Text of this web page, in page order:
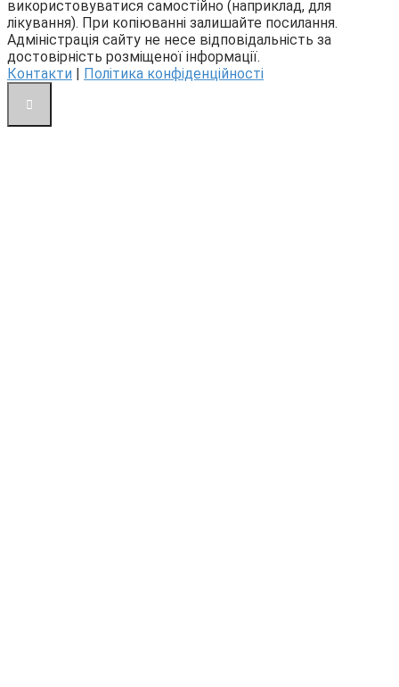
використовуватися самостійно (наприклад, для
лікування). При копіюванні залишайте посилання.
Адміністрація сайту не несе відповідальність за
достовірність розміщеної інформації.
Контакти | Політика конфіденційності